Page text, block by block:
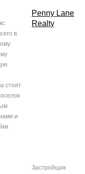
в
стоят
и
Penny Lane
Realty
Застройщик